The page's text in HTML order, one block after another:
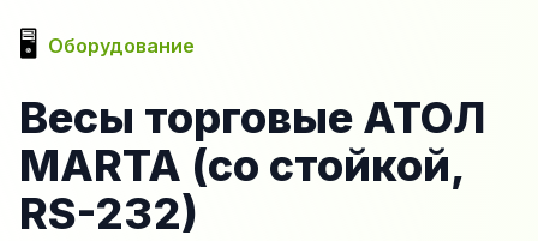
🖥️ Оборудование
Весы торговые АТОЛ
MARTA (со стойкой,
RS-232)